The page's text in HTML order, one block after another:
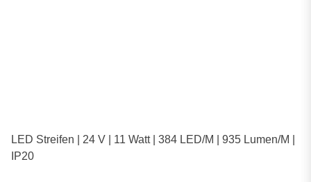
LED Streifen | 24 V | 11 Watt | 384 LED/M | 935 Lumen/M |
IP20